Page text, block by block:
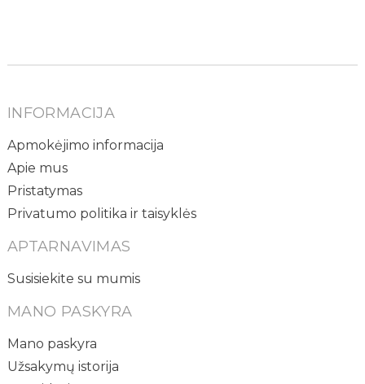
INFORMACIJA
Apmokėjimo informacija
Apie mus
Pristatymas
Privatumo politika ir taisyklės
APTARNAVIMAS
Susisiekite su mumis
MANO PASKYRA
Mano paskyra
Užsakymų istorija